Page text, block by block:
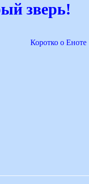
зверь!
Коротко о Еноте